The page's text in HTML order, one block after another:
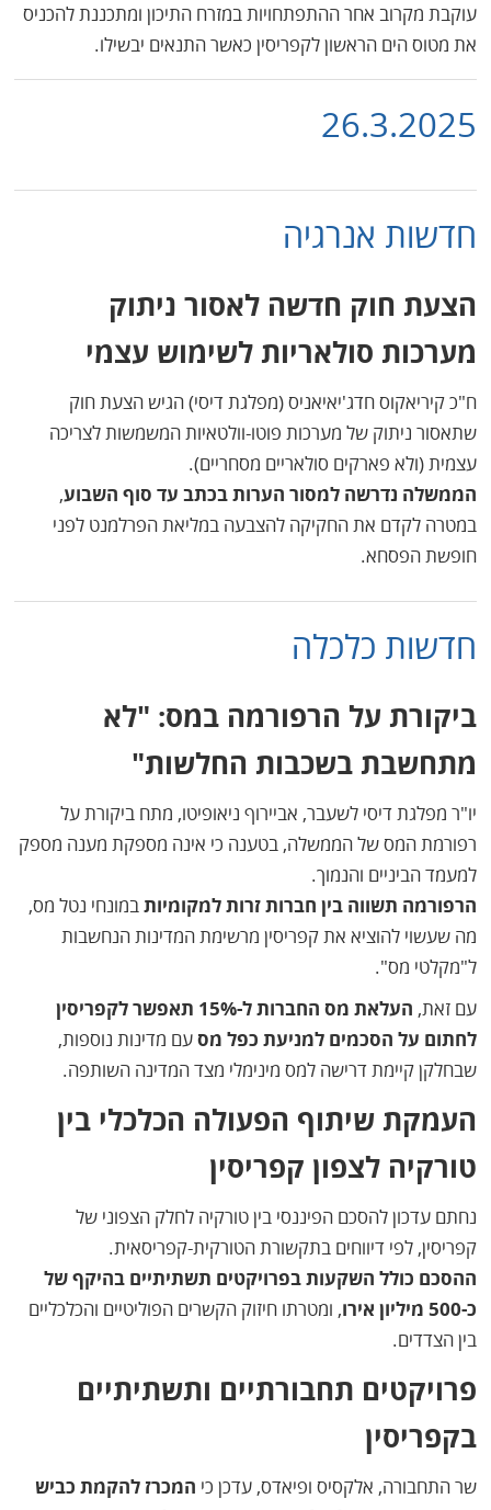
עוקבת מקרוב אחר ההתפתחויות במזרח התיכון ומתכננת להכניס
את מטוס הים הראשון לקפריסין כאשר התנאים יבשילו.
26.3.2025
חדשות אנרגיה
הצעת חוק חדשה לאסור ניתוק
מערכות סולאריות לשימוש עצמי
ח"כ קיריאקוס חדג'יאיאניס (מפלגת דיסי) הגיש הצעת חוק
שתאסור ניתוק של מערכות פוטו-וולטאיות המשמשות לצריכה
עצמית (ולא פארקים סולאריים מסחריים).
הממשלה נדרשה למסור הערות בכתב עד סוף השבוע,
במטרה לקדם את החקיקה להצבעה במליאת הפרלמנט לפני
חופשת הפסחא.
חדשות כלכלה
ביקורת על הרפורמה במס: "לא
מתחשבת בשכבות החלשות"
יו"ר מפלגת דיסי לשעבר, אביירוף ניאופיטו, מתח ביקורת על
רפורמת המס של הממשלה, בטענה כי אינה מספקת מענה מספק
למעמד הביניים והנמוך.
הרפורמה תשווה בין חברות זרות למקומיותבמונחי נטל מס,
מה שעשוי להוציא את קפריסין מרשימת המדינות הנחשבות
ל"מקלטי מס".
עם זאת,
העלאת מס החברות ל-15% תאפשר לקפריסין
לחתום על הסכמים למניעת כפל מסעם מדינות נוספות,
שבחלקן קיימת דרישה למס מינימלי מצד המדינה השותפה.
העמקת שיתוף הפעולה הכלכלי בין
טורקיה לצפון קפריסין
נחתם עדכון להסכם הפיננסי בין טורקיה לחלק הצפוני של
קפריסין, לפי דיווחים בתקשורת הטורקית-קפריסאית.
ההסכם כולל השקעות בפרויקטים תשתיתיים בהיקף של
כ-500 מיליון אירו
, ומטרתו חיזוק הקשרים הפוליטיים והכלכליים
בין הצדדים.
פרויקטים תחבורתיים ותשתיתיים
בקפריסין
שר התחבורה, אלקסיס ופיאדס, עדכן כי המכרז להקמת כביש